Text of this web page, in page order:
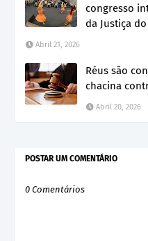
congresso
da Justiça
Abril 21, 2026
Réus são
chacina
Abril 20, 2026
POSTAR UM COMENTÁRIO
0 Comentários